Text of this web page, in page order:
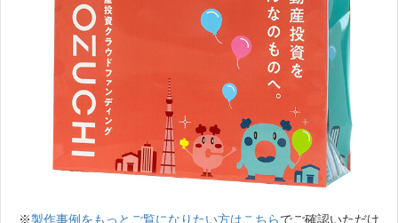
※製作事例をもっとご覧になりたい方はこちらでご確認いただけ